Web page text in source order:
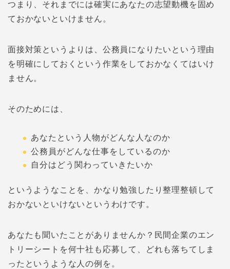
つまり、それまでには確実にあなたの志望動機を固め
ておかないといけません。
面接対策というよりは、公務員になりたいという理由
を明確にしておくという作業をしておかなくてはいけ
ません。
そのためには、
あなたという人物がどんな人なのか
公務員がどんな仕事をしているのか
自分はどう関わっていきたいか
というようなことを、かなり勉強したり整理整頓して
おかないといけないというわけです。
あなたも聞いたことがありませんか？民間企業のエン
トリーシートを何十社も応募して、どれも落ちてしま
ったというような人の例を。